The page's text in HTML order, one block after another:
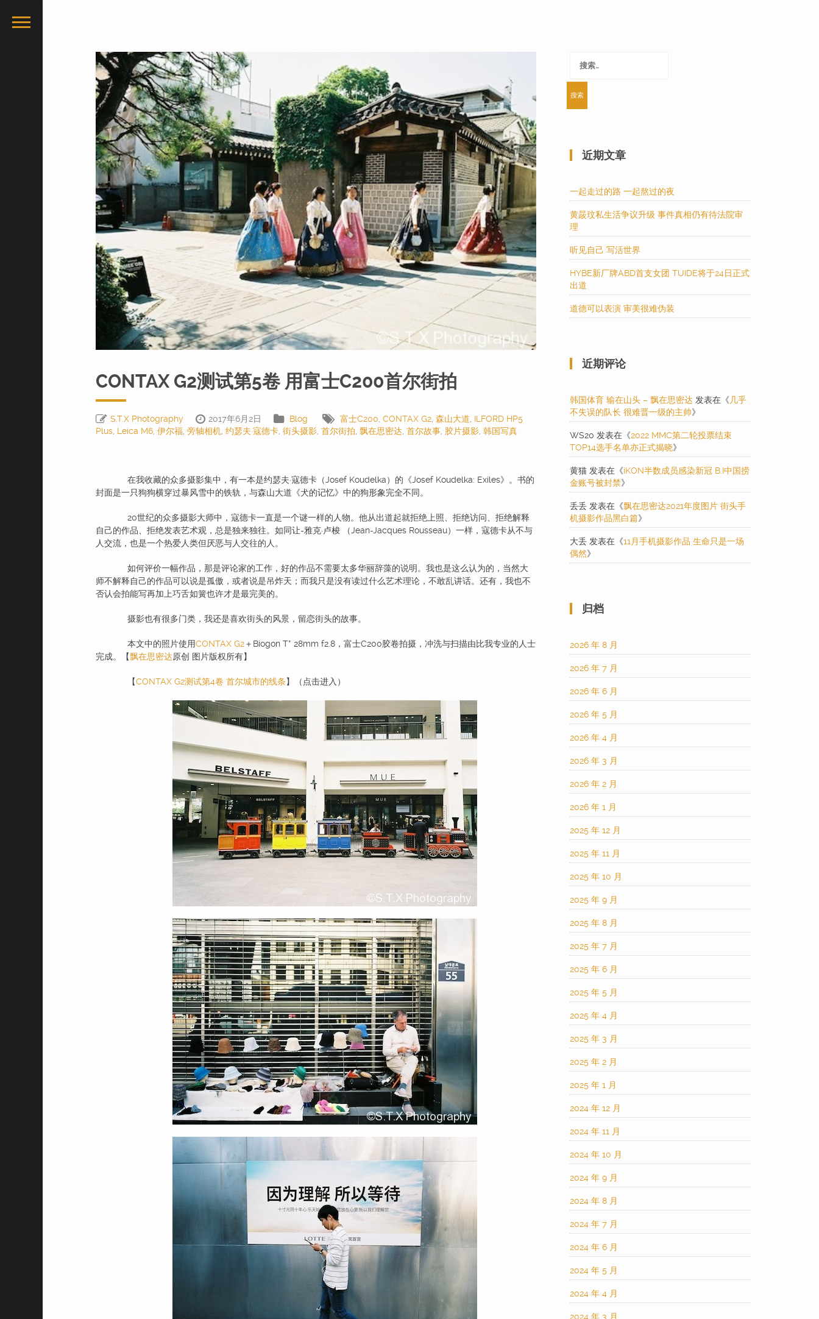
CONTAX G2测试第5卷 用富士C200首尔街拍
S.T.X Photography 2017年6月2日 Blog 富士C200 CONTAX G2 森山大道 ILFORD HP5
Plus Leica M6 伊尔福 旁轴相机 约瑟夫·寇德卡 街头摄影 首尔街拍 飘在思密达 首尔故事 胶片摄影 韩国写真
在我收藏的众多摄影集中，有一本是约瑟夫·寇德卡（Josef Koudelka）的《Josef Koudelka: Exiles》。书的
封面是一只狗狗横穿过暴风雪中的铁轨，与森山大道《犬的记忆》中的狗形象完全不同。
20世纪的众多摄影大师中，寇德卡一直是一个谜一样的人物。他从出道起就拒绝上照、拒绝访问、拒绝解释
自己的作品、拒绝发表艺术观，总是独来独往。如同让-雅克·卢梭 （Jean-Jacques Rousseau）一样，寇德卡从不与
人交流，也是一个热爱人类但厌恶与人交往的人。
如何评价一幅作品，那是评论家的工作，好的作品不需要太多华丽辞藻的说明。我也是这么认为的，当然大
师不解释自己的作品可以说是孤傲，或者说是吊炸天；而我只是没有读过什么艺术理论，不敢乱讲话。还有，我也不
否认会拍能写再加上巧舌如簧也许才是最完美的。
摄影也有很多门类，我还是喜欢街头的风景，留恋街头的故事。
本文中的照片使用CONTAX G2＋Biogon T* 28mm f2.8，富士C200胶卷拍摄，冲洗与扫描由比我专业的人士
完成。【飘在思密达原创 图片版权所有】
【CONTAX G2测试第4卷 首尔城市的线条】（点击进入）
索：
近期文章
一起走过的路 一起熬过的夜
黄晸玟私生活争议升级 事件真相仍有待法院审
理
听见自己 写活世界
HYBE新厂牌ABD首支女团 TUIDE将于24日正式
出道
道德可以表演 审美很难伪装
近期评论
韩国体育 输在山头 – 飘在思密达 发表在《 几乎
不失误的队长 很难晋一级的主帅》
WS20 发表在《2022 MMC第二轮投票结束
TOP14选手名单亦正式揭晓》
黄猫 发表在《iKON半数成员感染新冠 B.I中国捞
金账号被封禁》
丢丢 发表在《飘在思密达2021年度图片 街头手
机摄影作品黑白篇》
大丢 发表在《11月手机摄影作品 生命只是一场
偶然》
归档
2026 年 8 月
2026 年 7 月
2026 年 6 月
2026 年 5 月
2026 年 4 月
2026 年 3 月
2026 年 2 月
2026 年 1 月
2025 年 12 月
2025 年 11 月
2025 年 10 月
2025 年 9 月
2025 年 8 月
2025 年 7 月
2025 年 6 月
2025 年 5 月
2025 年 4 月
2025 年 3 月
2025 年 2 月
2025 年 1 月
2024 年 12 月
2024 年 11 月
2024 年 10 月
2024 年 9 月
2024 年 8 月
2024 年 7 月
2024 年 6 月
2024 年 5 月
2024 年 4 月
2024 年 3 月